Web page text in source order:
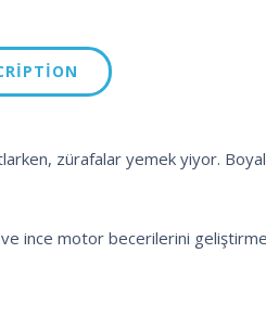
zürafalar yemek yiyor.
ince motor becerilerini geliştirmek